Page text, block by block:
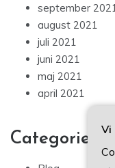
september 2021
august 2021
juli 2021
juni 2021
maj 2021
april 2021
Categories
Vi